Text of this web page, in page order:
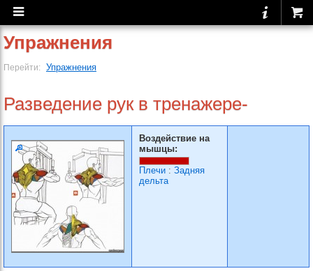
Упражнения
Перейти: Упражнения
Разведение рук в тренажере-
Воздействие на
мышцы:
Плечи : Задняя
дельта